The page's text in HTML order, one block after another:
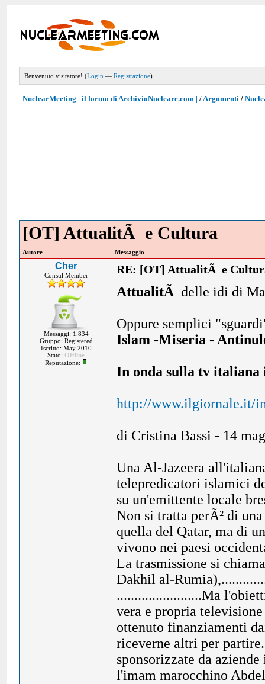
Benvenuto visitatore! (Login —Registrazione)
| NuclearMeeting | il forum di ArchivioNucleare.com | /Argomenti /
[OT] AttualitÃ e Cultura
Autore Messaggio
Cher
Consul Member
Messaggi: 1.834
Gruppo: Registered
Iscritto: May 2010
Stato: Offline
Reputazione:
RE: [OT] AttualitÃ e
AttualitÃ delle idi di
Oppure semplici
Islam -Miseria -
In onda sulla tv
http://www.ilgiornale.it/
di Cristina Bassi - 14
Una Al-Jazeera
telepredicatori islamici
su un'emittente locale
Non si tratta perÃ² di
quella del Qatar, ma di
vivono nei paesi
La trasmissione si
Dakhil al-
........................Ma
vera e propria
ottenuto finanziamenti
riceverne altri per
sponsorizzate da
l'imam marocchino